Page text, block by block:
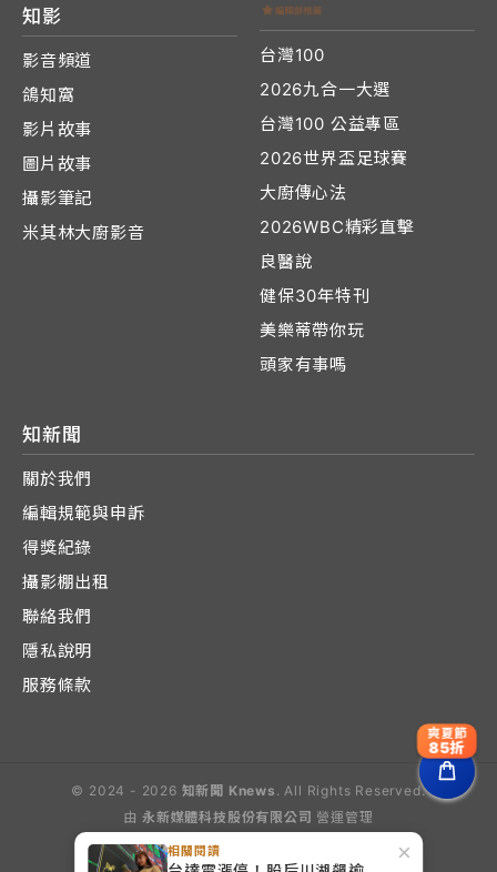
×
相關閱讀
知影
影音頻道
鴿知窩
影片故事
圖片故事
攝影筆記
米其林大廚影音
台灣100
2026九合一大選
台灣100 公益專區
2026世界盃足球賽
大廚傳心法
2026WBC精彩直擊
良醫說
健保30年特刊
美樂蒂帶你玩
頭家有事嗎
知新聞
關於我們
編輯規範與申訴
得獎紀錄
攝影棚出租
聯絡我們
隱私說明
服務條款
© 2024 - 2026 知新聞 Knews . All Rights Reserved.
由 永新媒體科技股份有限公司 營運管理
爽夏節
85折